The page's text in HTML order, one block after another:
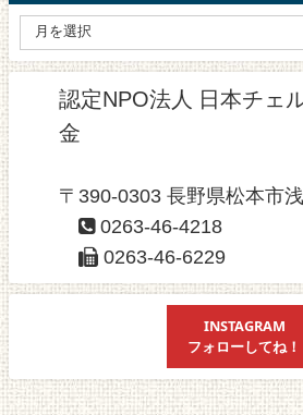
認定NPO法人 日本チェ
金
〒390-0303 長野県松本市
0263-46-4218
0263-46-6229
INSTAGRAM
フォローしてね！